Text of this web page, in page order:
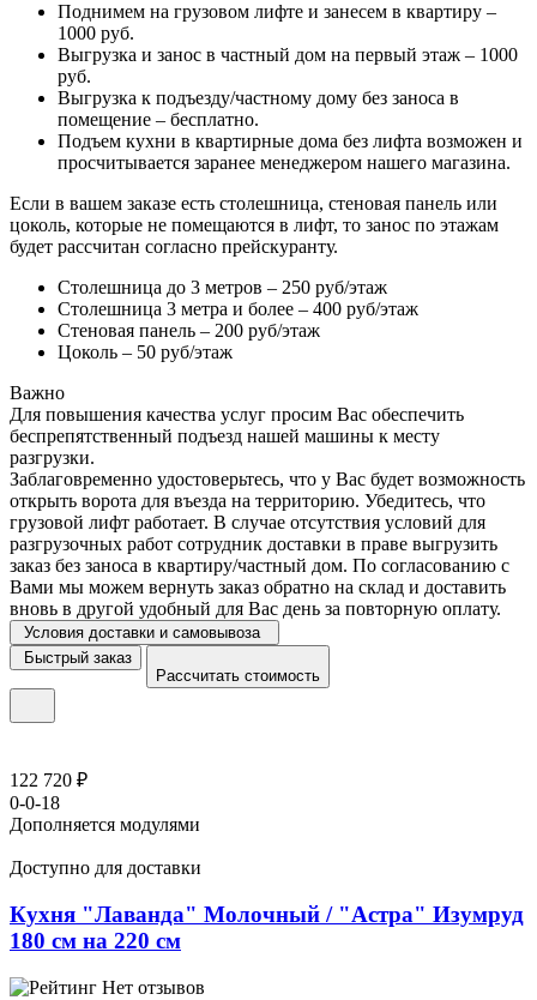
Поднимем на грузовом лифте и занесем в квартиру –
1000 руб.
Выгрузка и занос в частный дом на первый этаж – 1000
руб.
Выгрузка к подъезду/частному дому без заноса в
помещение – бесплатно.
Подъем кухни в квартирные дома без лифта возможен и
просчитывается заранее менеджером нашего магазина.
Если в вашем заказе есть столешница, стеновая панель или
цоколь, которые не помещаются в лифт, то занос по этажам
будет рассчитан согласно прейскуранту.
Столешница до 3 метров – 250 руб/этаж
Столешница 3 метра и более – 400 руб/этаж
Стеновая панель – 200 руб/этаж
Цоколь – 50 руб/этаж
Важно
Для повышения качества услуг просим Вас обеспечить
беспрепятственный подъезд нашей машины к месту
разгрузки.
Заблаговременно удостоверьтесь, что у Вас будет возможность
открыть ворота для въезда на территорию. Убедитесь, что
грузовой лифт работает. В случае отсутствия условий для
разгрузочных работ сотрудник доставки в праве выгрузить
заказ без заноса в квартиру/частный дом. По согласованию с
Вами мы можем вернуть заказ обратно на склад и доставить
вновь в другой удобный для Вас день за повторную оплату.
Условия доставки и самовывоза
Быстрый заказ
Рассчитать стоимость
122 720 ₽
0-0-18
Дополняется модулями
Доступно для доставки
Кухня "Лаванда" Молочный / "Астра" Изумруд
180 см на 220 см
Нет отзывов